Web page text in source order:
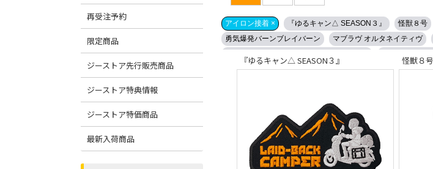
再受注予約
限定商品
ジーストア先行販売商品
ジーストア特典情報
ジーストア特価商品
最新入荷商品
アイロン接着 × 『ゆるキャン△ SEASON３』 怪獣８号
勇気爆発バーンブレイバーン
マブラヴ オルタネイティヴ
機動戦士ガンダムUC（ユニコーン）
HELLSING ブルー
『ゆるキャン△ SEASON３』 怪獣８号